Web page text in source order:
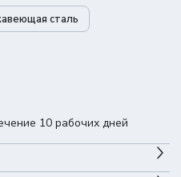
сталь
10 рабочих дней